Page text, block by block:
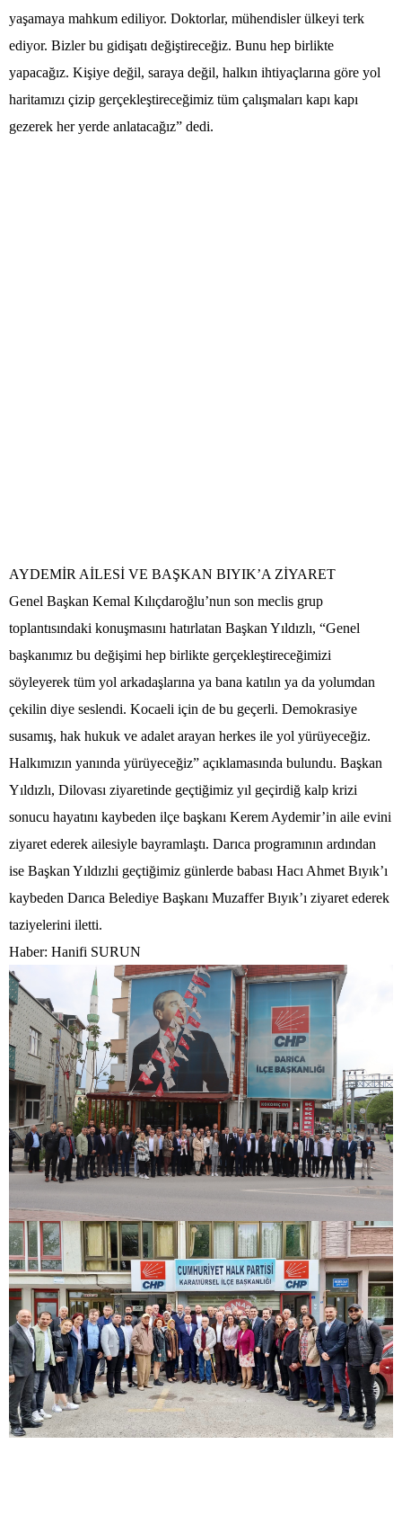
yaşamaya mahkum ediliyor. Doktorlar, mühendisler ülkeyi terk
ediyor. Bizler bu gidişatı değiştireceğiz. Bunu hep birlikte
yapacağız. Kişiye değil, saraya değil, halkın ihtiyaçlarına göre yol
haritamızı çizip gerçekleştireceğimiz tüm çalışmaları kapı kapı
gezerek her yerde anlatacağız” dedi.
AYDEMİR AİLESİ VE BAŞKAN BIYIK’A ZİYARET
Genel Başkan Kemal Kılıçdaroğlu’nun son meclis grup
toplantısındaki konuşmasını hatırlatan Başkan Yıldızlı, “Genel
başkanımız bu değişimi hep birlikte gerçekleştireceğimizi
söyleyerek tüm yol arkadaşlarına ya bana katılın ya da yolumdan
çekilin diye seslendi. Kocaeli için de bu geçerli. Demokrasiye
susamış, hak hukuk ve adalet arayan herkes ile yol yürüyeceğiz.
Halkımızın yanında yürüyeceğiz” açıklamasında bulundu. Başkan
Yıldızlı, Dilovası ziyaretinde geçtiğimiz yıl geçirdiğ kalp krizi
sonucu hayatını kaybeden ilçe başkanı Kerem Aydemir’in aile evini
ziyaret ederek ailesiyle bayramlaştı. Darıca programının ardından
ise Başkan Yıldızlıi geçtiğimiz günlerde babası Hacı Ahmet Bıyık’ı
kaybeden Darıca Belediye Başkanı Muzaffer Bıyık’ı ziyaret ederek
taziyelerini iletti.
Haber: Hanifi SURUN